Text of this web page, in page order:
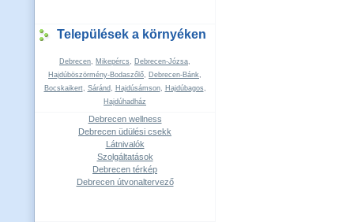
Települések a környéken
Debrecen, Mikepércs, Debrecen-Józsa,
Hajdúböszörmény-Bodaszőlő, Debrecen-Bánk,
Bocskaikert, Sáránd, Hajdúsámson, Hajdúbagos,
Hajdúhadház
Debrecen wellness
Debrecen üdülési csekk
Látnivalók
Szolgáltatások
Debrecen térkép
Debrecen útvonaltervező